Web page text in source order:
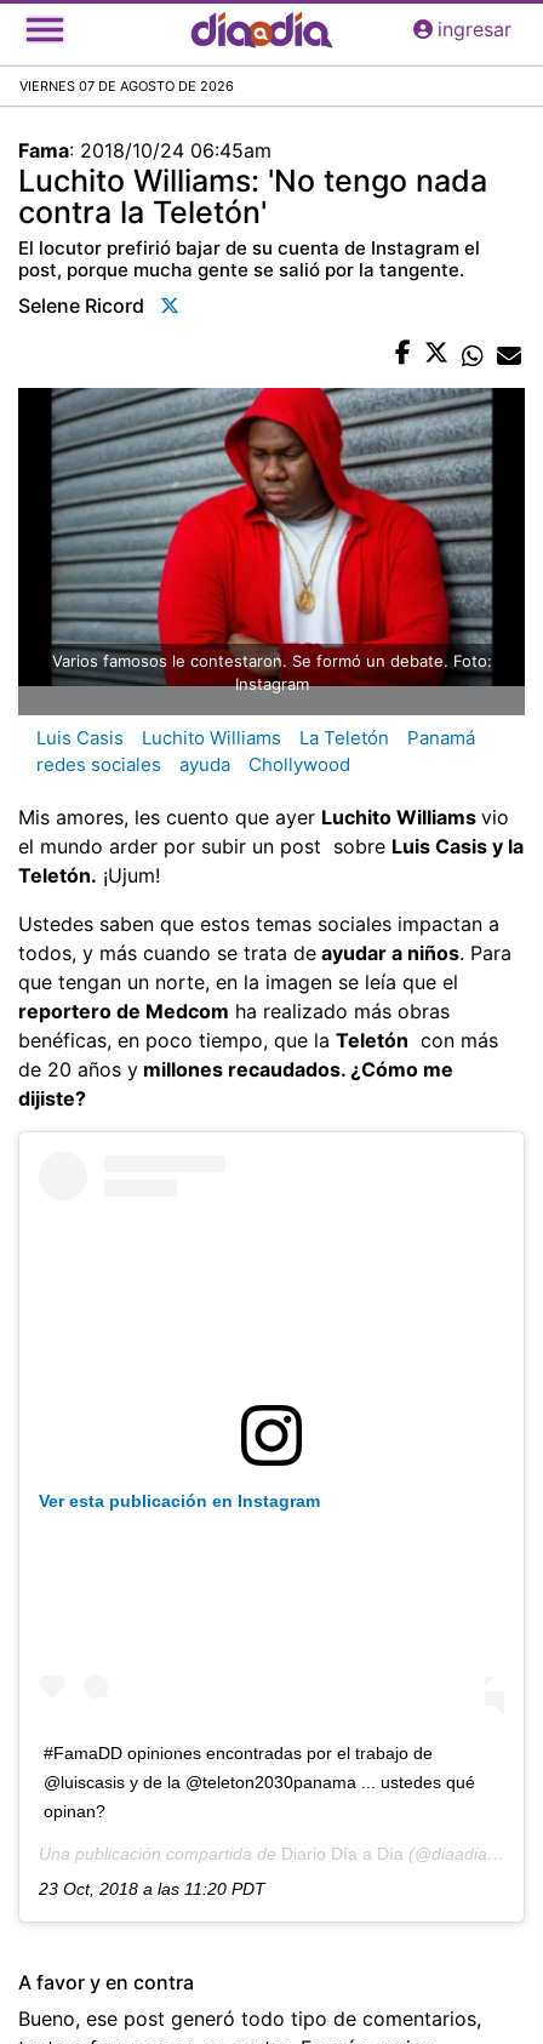
Pasar
al
principal
ingresar
VIERNES 07 DE AGOSTO DE 2026
Fama: 2018/10/24 06:45am
Luchito Williams: 'No tengo nada
contra la Teletón'
El locutor prefirió bajar de su cuenta de Instagram el
post, porque mucha gente se salió por la tangente.
Selene Ricord
Varios famosos le contestaron. Se formó un debate. Foto:
Instagram
Luis Casis Luchito Williams La Teletón
Panamá
redes sociales
ayuda Chollywood
Mis amores, les cuento que ayer Luchito Williams vio
el mundo arder por subir un post sobre Luis Casis y la
Teletón. ¡Ujum!
Ustedes saben que estos temas sociales impactan a
todos, y más cuando se trata de ayudar a niños. Para
que tengan un norte, en la imagen se leía que el
reportero de Medcom ha realizado más obras
benéficas, en poco tiempo, que la Teletón con más
de 20 años y millones recaudados. ¿Cómo me
dijiste?
Ver esta publicación en Instagram
#FamaDD opiniones encontradas por el trabajo de
@luiscasis y de la @teleton2030panama ... ustedes qué
opinan?
Una publicación compartida de Diario Día a Día (@diaadiapa) el
23 Oct, 2018 a las 11:20 PDT
A favor y en contra
Bueno, ese post generó todo tipo de comentarios,